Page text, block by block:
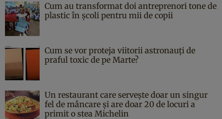
Cum au transformat doi antreprenori tone de
plastic în școli pentru mii de copii
Cum se vor proteja viitorii astronauți de
praful toxic de pe Marte?
Un restaurant care servește doar un singur
fel de mâncare și are doar 20 de locuri a
primit o stea Michelin